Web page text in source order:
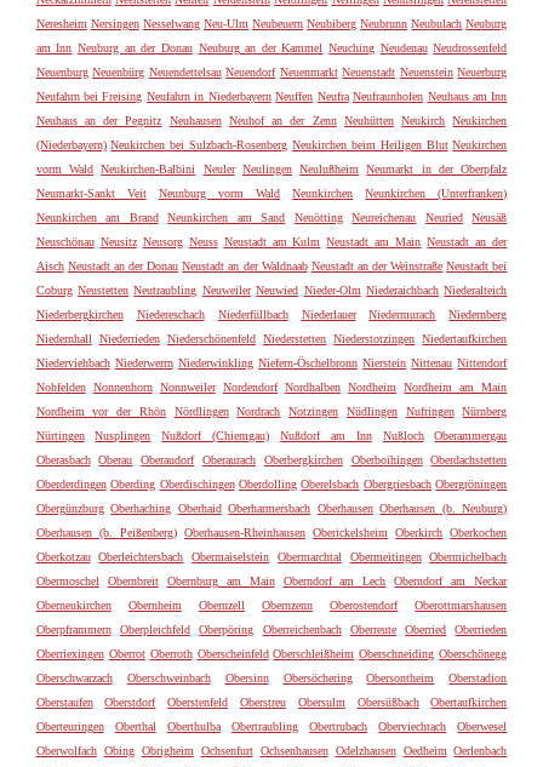
Neresheim Nersingen Nesselwang Neu-Ulm Neubeuern Neubiberg Neubrunn Neubulach Neuburg
am Inn Neuburg an der Donau Neuburg an der Kammel Neuching Neudenau Neudrossenfeld
Neuenburg Neuenbürg Neuendettelsau Neuendorf Neuenmarkt Neuenstadt Neuenstein Neuerburg
Neufahrn bei Freising Neufahrn in Niederbayern Neuffen Neufra Neufraunhofen Neuhaus am Inn
Neuhaus an der Pegnitz
Neuhausen Neuhof an der Zenn Neuhütten Neukirch Neukirchen
(Niederbayern) Neukirchen bei Sulzbach-Rosenberg Neukirchen beim Heiligen Blut Neukirchen
vorm Wald Neukirchen-Balbini Neuler Neulingen Neulußheim
Neumarkt in der Oberpfalz
Neumarkt-Sankt Veit
Neunburg vorm Wald Neunkirchen
Neunkirchen (Unterfranken)
Neunkirchen am Brand
Neunkirchen am Sand Neuötting Neureichenau Neuried
Neusäß
Neuschönau Neusitz Neusorg Neuss Neustadt am Kulm Neustadt am Main Neustadt an der
Aisch Neustadt an der Donau Neustadt an der Waldnaab Neustadt an der Weinstraße Neustadt bei
Coburg Neustetten Neutraubling Neuweiler Neuwied Nieder-Olm Niederaichbach Niederalteich
Niederbergkirchen
Niedereschach Niederfüllbach Niederlauer Niedermurach
Niedernberg
Niedernhall
Niederrieden Niederschönenfeld Niederstetten Niederstotzingen Niedertaufkirchen
Niederviehbach Niederwerrn Niederwinkling Niefern-Öschelbronn Nierstein Nittenau Nittendorf
Nohfelden Nonnenhorn Nonnweiler Nordendorf Nordhalben Nordheim
Nordheim am Main
Nordheim vor der Rhön
Nördlingen Nordrach Notzingen Nüdlingen Nufringen
Nürnberg
Nürtingen
Nusplingen Nußdorf (Chiemgau) Nußdorf am Inn Nußloch
Oberammergau
Oberasbach
Oberau Oberaudorf Oberaurach Oberbergkirchen Oberboihingen
Oberdachstetten
Oberderdingen Oberding Oberdischingen Oberdolling Oberelsbach Obergriesbach Obergröningen
Obergünzburg Oberhaching Oberhaid Oberharmersbach Oberhausen Oberhausen (b. Neuburg)
Oberhausen (b. Peißenberg) Oberhausen-Rheinhausen Oberickelsheim Oberkirch Oberkochen
Oberkotzau
Oberleichtersbach Obermaiselstein Obermarchtal Obermeitingen
Obermichelbach
Obermoschel
Obernbreit Obernburg am Main Oberndorf am Lech
Oberndorf am Neckar
Oberneukirchen
Obernheim Obernzell Obernzenn Oberostendorf
Oberottmarshausen
Oberpframmern
Oberpleichfeld Oberpöring Oberreichenbach Oberreute Oberried
Oberrieden
Oberriexingen Oberrot Oberroth Oberscheinfeld Oberschleißheim Oberschneiding Oberschönegg
Oberschwarzach
Oberschweinbach Obersinn Obersöchering Obersontheim
Oberstadion
Oberstaufen
Oberstdorf Oberstenfeld Oberstreu Obersulm Obersüßbach
Obertaufkirchen
Oberteuringen
Oberthal Oberthulba Obertraubling Obertrubach Oberviechtach
Oberwesel
Oberwolfach Obing Obrigheim Ochsenfurt Ochsenhausen Odelzhausen Oedheim Oerlenbach